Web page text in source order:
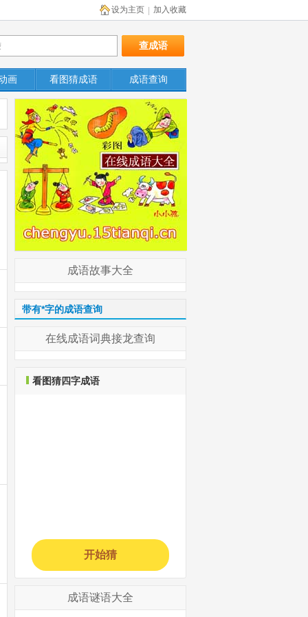
加入收藏
设为主页
画 看图猜成语 成语查询
成语故事大全
带有*字的成语查询
在线成语词典接龙查询
看图猜四字成语
开始猜
成语谜语大全